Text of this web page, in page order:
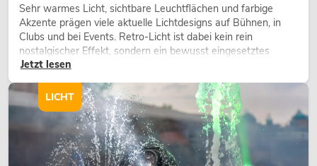
Sehr warmes Licht, sichtbare Leuchtflächen und farbige
Akzente prägen viele aktuelle Lichtdesigns auf Bühnen, in
Clubs und bei Events. Retro-Licht ist dabei kein rein
nostalgischer Effekt, sondern ein bewusst eingesetztes
Gestaltungsmittel: Es schafft Atmosphäre, gibt Szenen
wirken lassen.
Jetzt lesen
LICHT